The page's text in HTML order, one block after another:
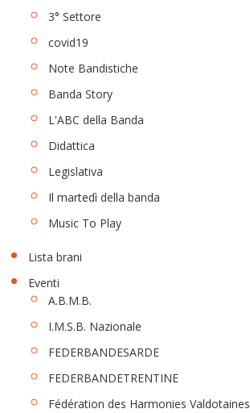
3° Settore
covid19
Note Bandistiche
Banda Story
L'ABC della Banda
Didattica
Legislativa
Il martedì della banda
Music To Play
Lista brani
Eventi
A.B.M.B.
I.M.S.B. Nazionale
FEDERBANDESARDE
FEDERBANDETRENTINE
Fédération des Harmonies Valdotaines